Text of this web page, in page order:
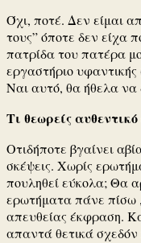
Όχι, ποτέ. Δεν είμαι
τους” όποτε δεν είχα
πατρίδα του πατέρα
εργαστήριο
Ναι αυτό, θα ήθελα
Τι θεωρείς
Οτιδήποτε βγαίνει
σκέψεις. Χωρίς
πουληθεί εύκολα; Θα
ερωτήματα πάνε πίσω
απευθείας έκφραση.
απαντά θετικά